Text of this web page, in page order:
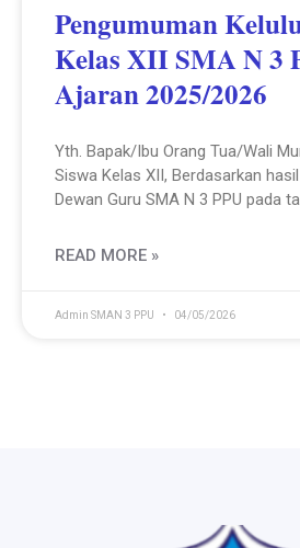
Pengumuman
Kelas XII SMA N 3
Ajaran 2025/2026
Yth. Bapak/Ibu Orang Tua/Wali
Siswa Kelas XII, Berdasarkan
Dewan Guru SMA N 3 PPU pada
READ MORE »
Admin SMAN 3 PPU 04/05/2026